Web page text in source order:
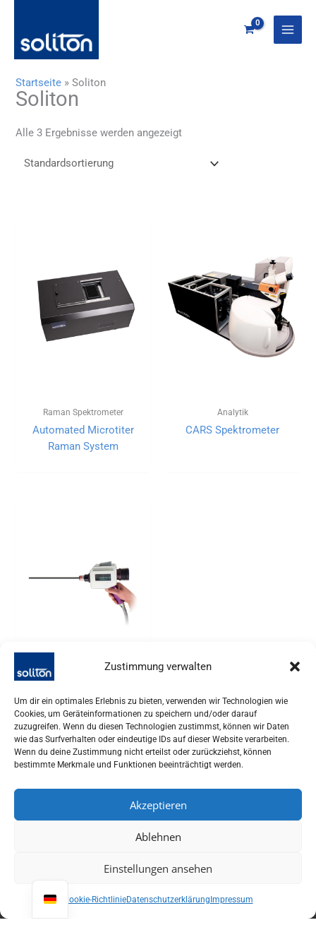
Zustimmung verwalten
Um dir ein optimales Erlebnis zu bieten, verwenden wir Technologien wie
Cookies, um Geräteinformationen zu speichern und/oder darauf
zuzugreifen. Wenn du diesen Technologien zustimmst, können wir Daten
wie das Surfverhalten oder eindeutige IDs auf dieser Website verarbeiten.
Wenn du deine Zustimmung nicht erteilst oder zurückziehst, können
bestimmte Merkmale und Funktionen beeinträchtigt werden.
Akzeptieren
Ablehnen
Einstellungen ansehen
Cookie-RichtlinieDatenschutzerklärung Impressum
springen
Startseite »Soliton
Soliton
Alle 3 Ergebnisse werden angezeigt
Raman Spektrometer
Automated Microtiter
Raman System
Analytik
CARS Spektrometer
Analytik
Handgehaltenes NIR
Spektrometer